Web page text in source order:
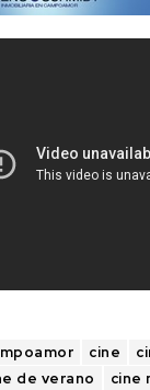
cine
de verano
cine